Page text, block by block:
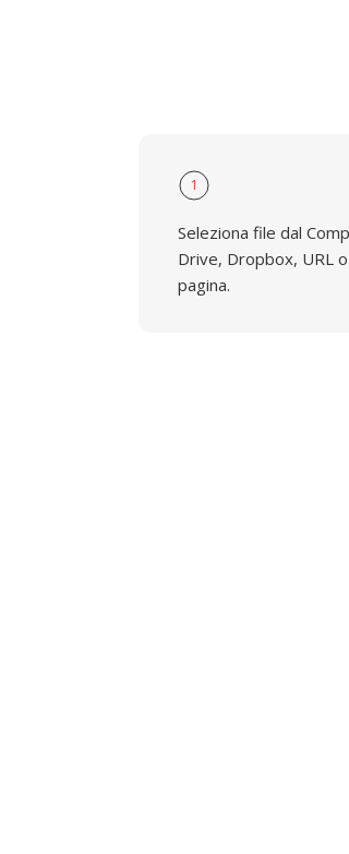
1
Seleziona file dal
Drive, Dropbox, URL
pagina.